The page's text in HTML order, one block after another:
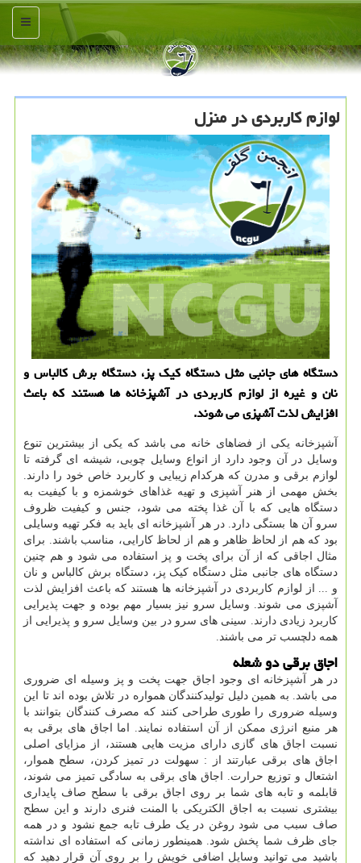
منو
لوازم كاربردی در منزل
دستگاه های جانبی مثل دستگاه كیك پز، دستگاه برش كالباس و
نان و غیره از لوازم كاربردی در آشپزخانه ها هستند كه باعث
افزایش لذت آشپزی می شوند.
آشپزخانه یکی از فضاهای خانه می باشد که یکی از بیشترین تنوع
وسایل در آن وجود دارد از انواع وسایل چوبی، شیشه ای گرفته تا
لوازم برقی و مدرن که هرکدام زیبایی و کاربرد خاص خود را دارند.
بخش مهمی از هنر آشپزی و تهیه غذاهای خوشمزه و با کیفیت به
دستگاه هایی که با آن غذا پخته می شود، جنس و کیفیت ظروف
سرو آن ها بستگی دارد. در هر آشپزخانه ای باید به فکر تهیه وسایلی
بود که هم از لحاظ ظاهر و هم از لحاظ کارایی، مناسب باشند. برای
مثال اجاقی که از آن برای پخت و پز استفاده می شود و هم چنین
دستگاه های جانبی مثل دستگاه کیک پز، دستگاه برش کالباس و نان
و ... از لوازم کاربردی در آشپزخانه ها هستند که باعث افزایش لذت
آشپزی می شوند. وسایل سرو نیز بسیار مهم بوده و جهت پذیرایی
کاربرد زیادی دارند. سینی های سرو در بین وسایل سرو و پذیرایی از
همه دلچسب تر می باشند.
اجاق برقی دو شعله
در هر آشپزخانه ای وجود اجاق جهت پخت و پز وسیله ای ضروری
می باشد. به همین دلیل تولیدکنندگان همواره در تلاش بوده اند تا این
وسیله ضروری را طوری طراحی کنند که مصرف کنندگان بتوانند با
هر منبع انرژی ممکن از آن استفاده نمایند. اما اجاق های برقی به
نسبت اجاق های گازی دارای مزیت هایی هستند، از مزایای اصلی
اجاق های برقی عبارتند از : سهولت در تمیز کردن، سطح هموار،
اشتعال و توزیع حرارت. اجاق های برقی به سادگی تمیز می شوند،
قابلمه و تابه های شما بر روی اجاق برقی با سطح صاف پایداری
بیشتری نسبت به اجاق الکتریکی با المنت فنری دارند و این سطح
صاف سبب می شود روغن در یک طرف تابه جمع نشود و در همه
جای ظرف شما پخش شود. همینطور زمانی که استفاده ای نداشته
باشید می توانید وسایل اضافی خویش را بر روی آن قرار دهید که